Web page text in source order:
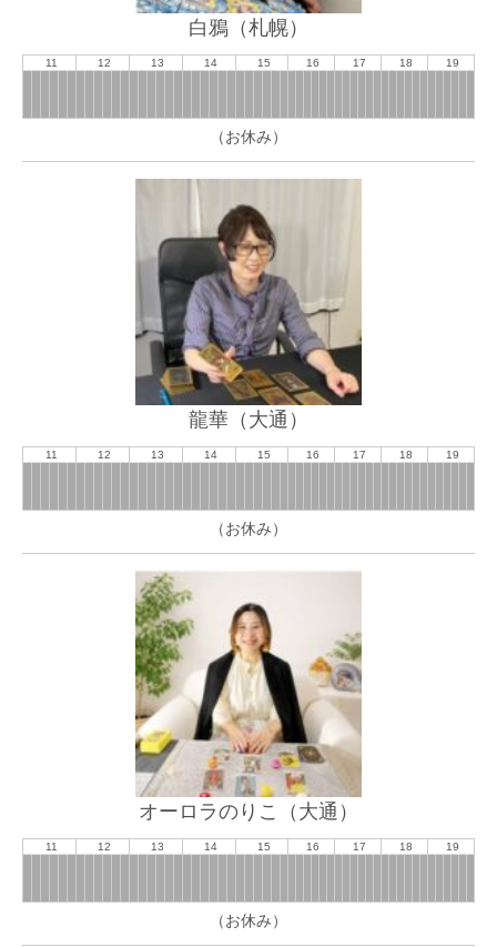
白鴉（札幌）
11 12 13 14 15 16 17 18 19
（お休み）
龍華（大通）
11 12 13 14 15 16 17 18 19
（お休み）
オーロラのりこ（大通）
11 12 13 14 15 16 17 18 19
（お休み）